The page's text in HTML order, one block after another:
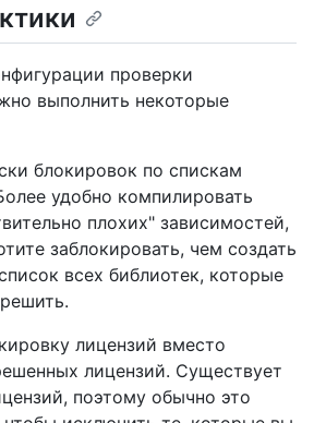
проверки
выполнить некоторые
блокировок по спискам
удобно компилировать
плохих" зависимостей,
заблокировать, чем создать
всех библиотек, которые
лицензий вместо
лицензий. Существует
поэтому обычно это